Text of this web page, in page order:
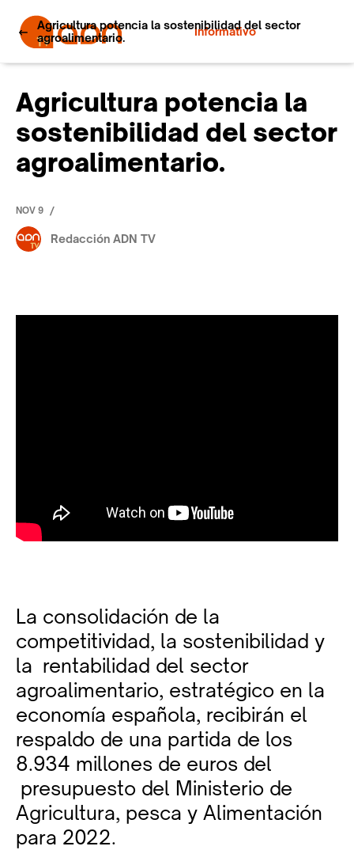
Informativo
Agricultura potencia la sostenibilidad del sector
agroalimentario.
Agricultura potencia la
sostenibilidad del sector
agroalimentario.
NOV 9 /
Redacción ADN TV
La consolidación de la
competitividad, la sostenibilidad y
la rentabilidad del sector
agroalimentario, estratégico en la
economía española, recibirán el
respaldo de una partida de los
8.934 millones de euros del
presupuesto del Ministerio de
Agricultura, pesca y Alimentación
para 2022.